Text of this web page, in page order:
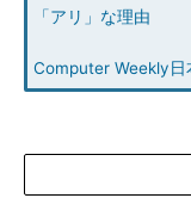
「アリ」な理由
Computer Weekly